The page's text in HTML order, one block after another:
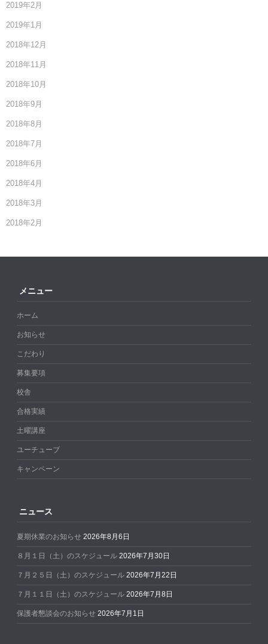
2019年2月
2019年1月
2018年12月
2018年11月
2018年10月
2018年9月
2018年8月
2018年7月
2018年6月
2018年4月
2018年3月
2018年2月
メニュー
ホーム
お知らせ
こだわり
募集要項
校舎
合格実績
土曜講座
ユーチューブ
キャンペーン
ニュース
夏期休業のお知らせ 2026年8月6日
８月１日（土）のスケジュール 2026年7月30日
７月２５日（土）のスケジュール 2026年7月22日
７月１１日（土）のスケジュール 2026年7月8日
保護者懇談会のお知らせ 2026年7月1日